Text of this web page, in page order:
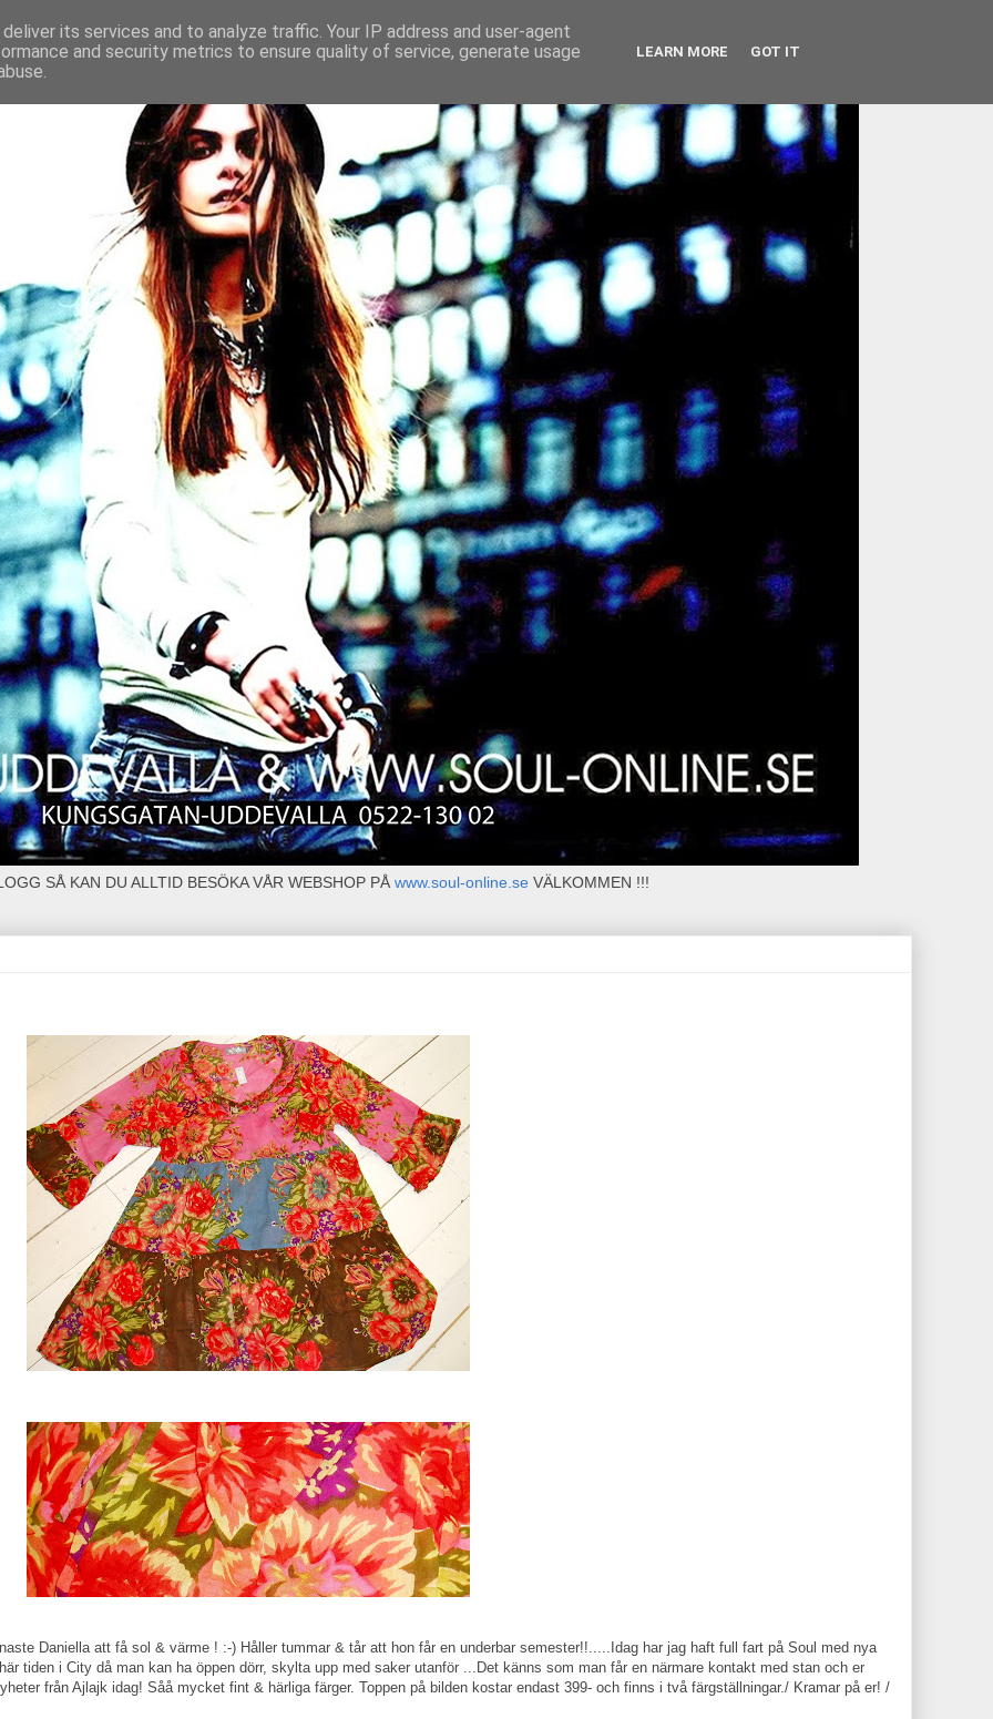
SÅ KAN DU ALLTID BESÖKA VÅR WEBSHOP PÅ www.soul-online.se VÄLKOMMEN !!!
Daniella att få sol & värme ! :-) Håller tummar & tår att hon får en underbar semester!!.....Idag har jag haft full fart på Soul med nya
tiden i City då man kan ha öppen dörr, skylta upp med saker utanför ...Det känns som man får en närmare kontakt med stan och er
från Ajlajk idag! Såå mycket fint & härliga färger. Toppen på bilden kostar endast 399- och finns i två färgställningar./ Kramar på er! /
its services and to analyze traffic. Your IP address and user-agent
and security metrics to ensure quality of service, generate usage
LEARN MORE GOT IT